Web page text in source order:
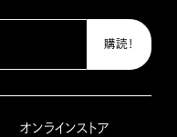
オンラインストア